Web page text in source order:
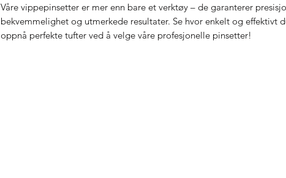
Våre vippepinsetter er mer enn bare et verktøy – de garanterer
bekvemmelighet og utmerkede resultater. Se hvor enkelt og effektivt
oppnå perfekte tufter ved å velge våre profesjonelle pinsetter!